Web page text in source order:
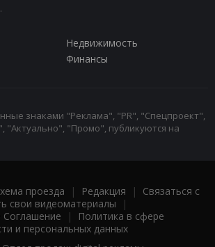
Недвижимость
Финансы
знаками "Реклама", "PR", "Спецпроект",
"Актуально", "Промо", публикуются на
проезда | Редакция | Связаться с
свои видеоматериалы |
Соглашение |
Политика в сфере
и персональных данных